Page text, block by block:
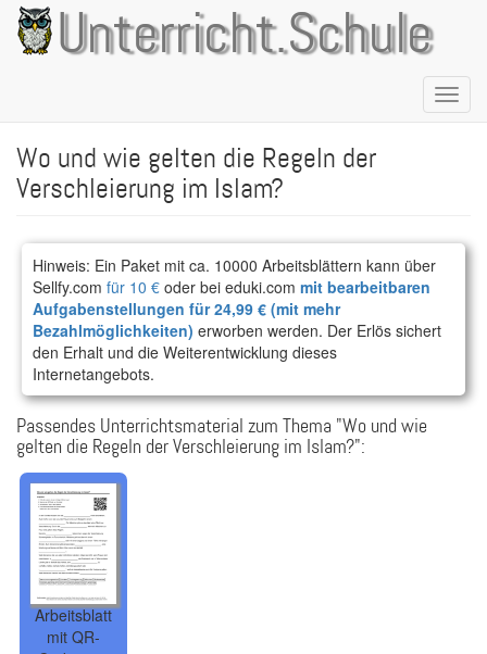
Direkt
zum
Inhalt
Unterricht.Schule
Wo und wie gelten die Regeln der
Verschleierung im Islam?
Hinweis: Ein Paket mit ca. 10000 Arbeitsblättern kann über
Sellfy.com für 10 € oder bei eduki.com mit bearbeitbaren
Aufgabenstellungen für 24,99 € (mit mehr
Bezahlmöglichkeiten) erworben werden. Der Erlös sichert
den Erhalt und die Weiterentwicklung dieses
Internetangebots.
Passendes Unterrichtsmaterial zum Thema "Wo und wie
gelten die Regeln der Verschleierung im Islam?":
Arbeitsblatt
mit QR-